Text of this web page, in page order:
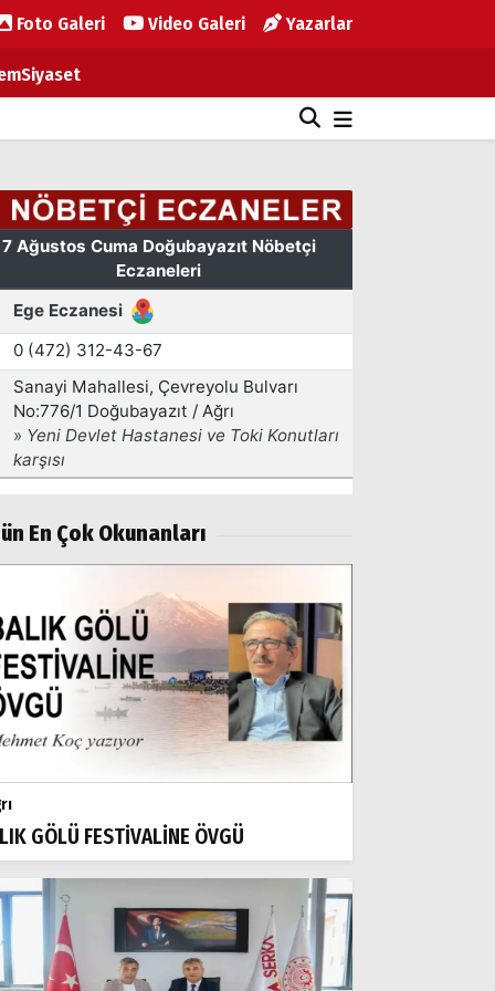
Foto Galeri Video Galeri Yazarlar
Siyaset
En Çok Okunanları
GÖLÜ FESTİVALİNE ÖVGÜ